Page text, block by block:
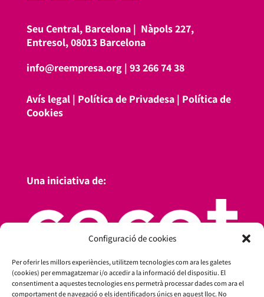
Configuració de cookies
Per oferir les millors experiències, utilitzem tecnologies com ara les galetes
(cookies) per emmagatzemar i/o accedir a la informació del dispositiu. El
consentiment a aquestes tecnologies ens permetrà processar dades com ara el
comportament de navegació o els identificadors únics en aquest lloc. No
Seu Central, Barcelona | Nàpols 227,
Entresol, 08013 Barcelona
info@reempresa.org| 93 266 74 38
Avís legal| Política de Privadesa| Política de
Cookies
Una iniciativa de: